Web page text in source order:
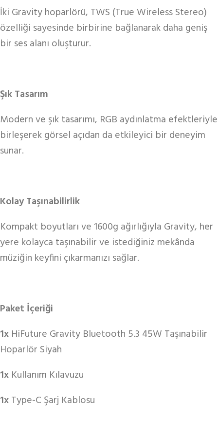
İki Gravity hoparlörü, TWS (True Wireless Stereo)
özelliği sayesinde birbirine bağlanarak daha geniş
bir ses alanı oluşturur.
Şık Tasarım
Modern ve şık tasarımı, RGB aydınlatma efektleriyle
birleşerek görsel açıdan da etkileyici bir deneyim
sunar.
Kolay Taşınabilirlik
Kompakt boyutları ve 1600g ağırlığıyla Gravity, her
yere kolayca taşınabilir ve istediğiniz mekânda
müziğin keyfini çıkarmanızı sağlar.
Paket İçeriği
1x HiFuture Gravity Bluetooth 5.3 45W Taşınabilir
Hoparlör Siyah
1x Kullanım Kılavuzu
1xType-C Şarj Kablosu